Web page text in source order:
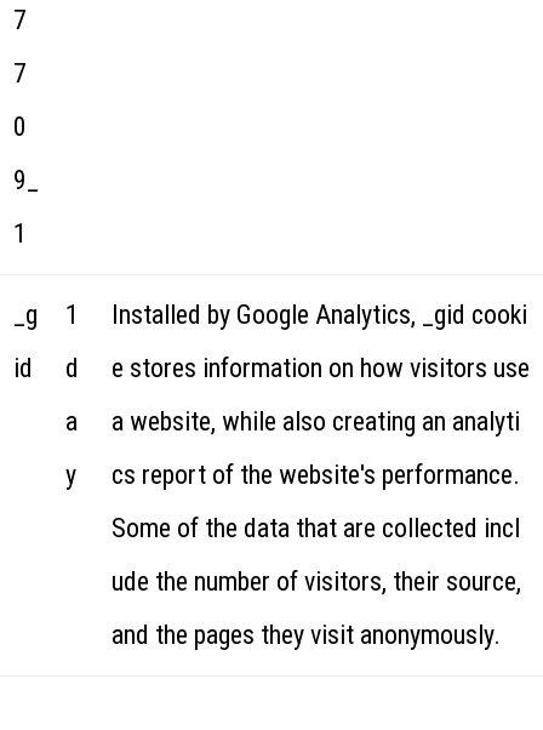
7
7
0
9_
1
_g
id
1
d
a
y
Installed by Google Analytics, _gid cooki
e stores information on how visitors use
a website, while also creating an analyti
cs report of the website's performance.
Some of the data that are collected incl
ude the number of visitors, their source,
and the pages they visit anonymously.